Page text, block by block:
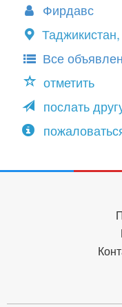
Фирдавс
Все
отметить
послать